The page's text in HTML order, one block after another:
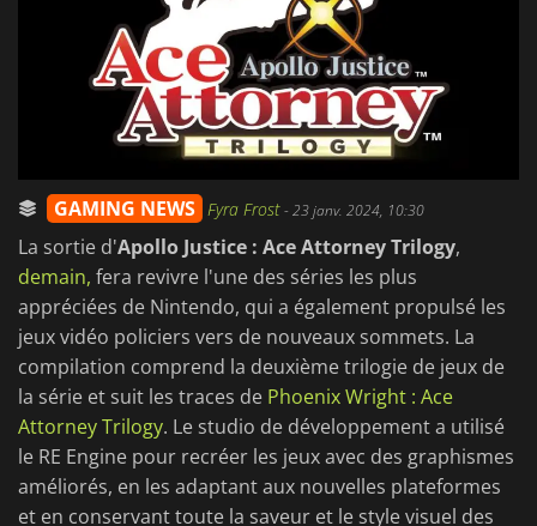
GAMING NEWS Fyra Frost-23 janv. 2024, 10:30
La sortie d'Apollo Justice : Ace Attorney Trilogy,
demain, fera revivre l'une des séries les plus
appréciées de Nintendo, qui a également propulsé les
jeux vidéo policiers vers de nouveaux sommets. La
compilation comprend la deuxième trilogie de jeux de
la série et suit les traces de Phoenix Wright : Ace
Attorney Trilogy. Le studio de développement a utilisé
le RE Engine pour recréer les jeux avec des graphismes
améliorés, en les adaptant aux nouvelles plateformes
et en conservant toute la saveur et le style visuel des